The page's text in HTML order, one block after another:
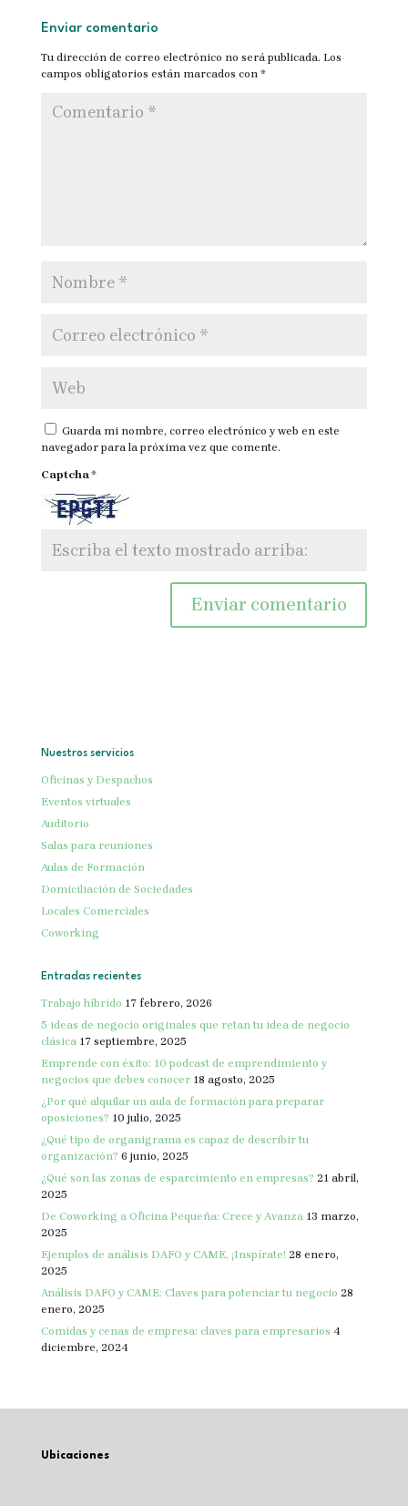
Enviar comentario
Tu dirección de correo electrónico no será publicada. Los
campos obligatorios están marcados con *
Guarda mi nombre, correo electrónico y web en este
navegador para la próxima vez que comente.
Captcha*
Nuestros servicios
Oficinas y Despachos
Eventos virtuales
Auditorio
Salas para reuniones
Aulas de Formación
Domiciliación de Sociedades
Locales Comerciales
Coworking
Entradas recientes
Trabajo híbrido 17 febrero, 2026
5 ideas de negocio originales que retan tu idea de negocio
clásica 17 septiembre, 2025
Emprende con éxito: 10 podcast de emprendimiento y
negocios que debes conocer 18 agosto, 2025
¿Por qué alquilar un aula de formación para preparar
oposiciones? 10 julio, 2025
¿Qué tipo de organigrama es capaz de describir tu
organización? 6 junio, 2025
¿Qué son las zonas de esparcimiento en empresas? 21 abril,
2025
De Coworking a Oficina Pequeña: Crece y Avanza 13 marzo,
2025
Ejemplos de análisis DAFO y CAME, ¡Inspírate! 28 enero,
2025
Análisis DAFO y CAME: Claves para potenciar tu negocio 28
enero, 2025
Comidas y cenas de empresa: claves para empresarios 4
diciembre, 2024
Ubicaciones